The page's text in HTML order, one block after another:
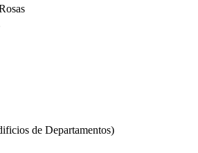
de Departamentos)